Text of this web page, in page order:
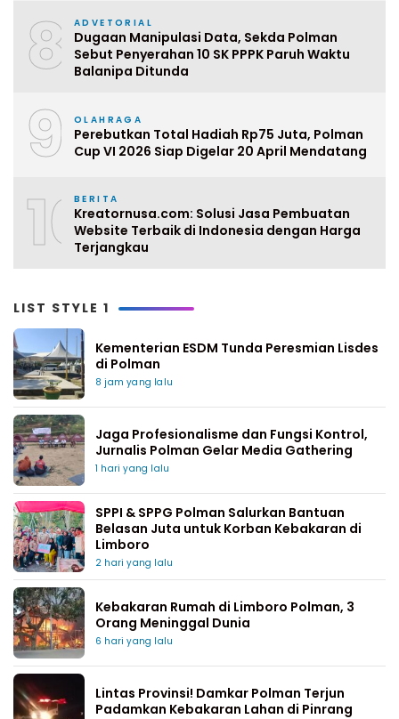
8 ADVETORIAL
Dugaan Manipulasi Data, Sekda Polman
Sebut Penyerahan 10 SK PPPK Paruh Waktu
Balanipa Ditunda
9 OLAHRAGA
Perebutkan Total Hadiah Rp75 Juta, Polman
Cup VI 2026 Siap Digelar 20 April Mendatang
10BERITA
Kreatornusa.com: Solusi Jasa Pembuatan
Website Terbaik di Indonesia dengan Harga
Terjangkau
LIST STYLE 1
Kementerian ESDM Tunda Peresmian Lisdes
di Polman
8 jam yang lalu
Jaga Profesionalisme dan Fungsi Kontrol,
Jurnalis Polman Gelar Media Gathering
1 hari yang lalu
SPPI & SPPG Polman Salurkan Bantuan
Belasan Juta untuk Korban Kebakaran di
Limboro
2 hari yang lalu
Kebakaran Rumah di Limboro Polman, 3
Orang Meninggal Dunia
6 hari yang lalu
Lintas Provinsi! Damkar Polman Terjun
Padamkan Kebakaran Lahan di Pinrang